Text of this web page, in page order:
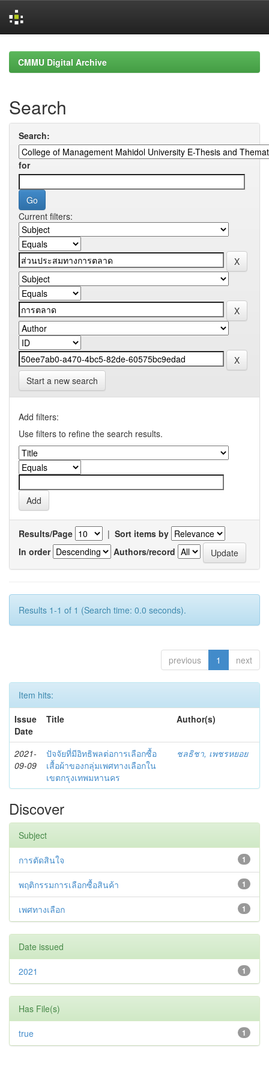
navigationCMMU Digital Archive
Search
Search:
for
Current filters:
Start a new search
Add filters:
Use filters to refine the search results.
Results/Page | Sort items by
In order
Authors/record
Results 1-1 of 1 (Search time: 0.0 seconds).
previous 1 next
Item hits:
Issue
Date
Title Author(s)
2021-
09-09
ปัจจัยที่มีอิทธิพลต่อการเลือกซื้อ
เสื้อผ้าของกลุ่มเพศทางเลือกใน
เขตกรุงเทพมหานคร
ชลธิชา, เพชรหยอย
Discover
Subject
1
การตัดสินใจ
1
พฤติกรรมการเลือกซื้อสินค้า
1
เพศทางเลือก
Date issued
1
2021
Has File(s)
1
true